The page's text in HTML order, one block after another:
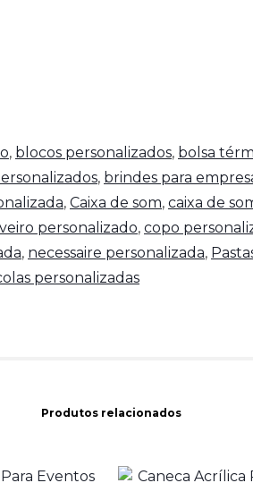
, blocos personalizados, bolsa
, brindes para
, Caixa de som, caixa de
personalizado, copo
, necessaire personalizada,
personalizadas
Produtos relacionados